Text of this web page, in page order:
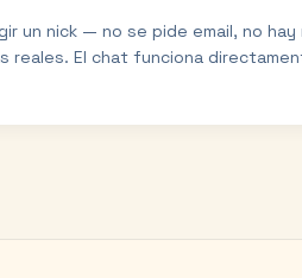
un nick — no se pide email, no
reales. El chat funciona